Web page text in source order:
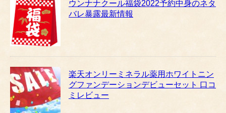
ウンナナクール福袋2022予約中身のネタ
バレ暴露最新情報
楽天オンリーミネラル薬用ホワイトニン
グファンデーションデビューセット 口コ
ミレビュー